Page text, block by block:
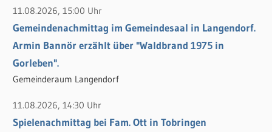
11.08.2026, 15:00 Uhr
Gemeindenachmittag im Gemeindesaal in Langendorf.
Armin Bannör erzählt über "Waldbrand 1975 in
Gorleben".
Gemeinderaum Langendorf
11.08.2026, 14:30 Uhr
Spielenachmittag bei Fam. Ott in Tobringen